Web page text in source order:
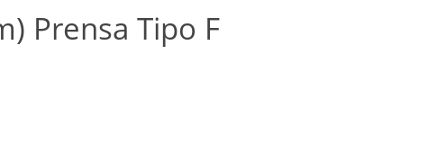
Prensa Tipo F